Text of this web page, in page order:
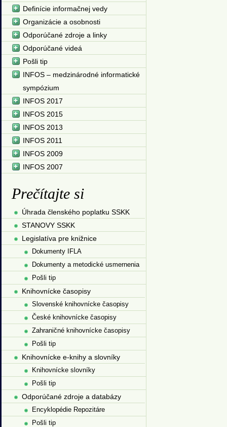
Definície informačnej vedy
Organizácie a osobnosti
Odporúčané zdroje a linky
Odporúčané videá
Pošli tip
INFOS – medzinárodné informatické
sympózium
INFOS 2017
INFOS 2015
INFOS 2013
INFOS 2011
INFOS 2009
INFOS 2007
Prečítajte si
Úhrada členského poplatku SSKK
STANOVY SSKK
Legislatíva pre knižnice
Dokumenty IFLA
Dokumenty a metodické usmernenia
Pošli tip
Knihovnícke časopisy
Slovenské knihovnícke časopisy
České knihovnícke časopisy
Zahraničné knihovnícke časopisy
Pošli tip
Knihovnícke e-knihy a slovníky
Knihovnícke slovníky
Pošli tip
Odporúčané zdroje a databázy
Encyklopédie Repozitáre
Pošli tip